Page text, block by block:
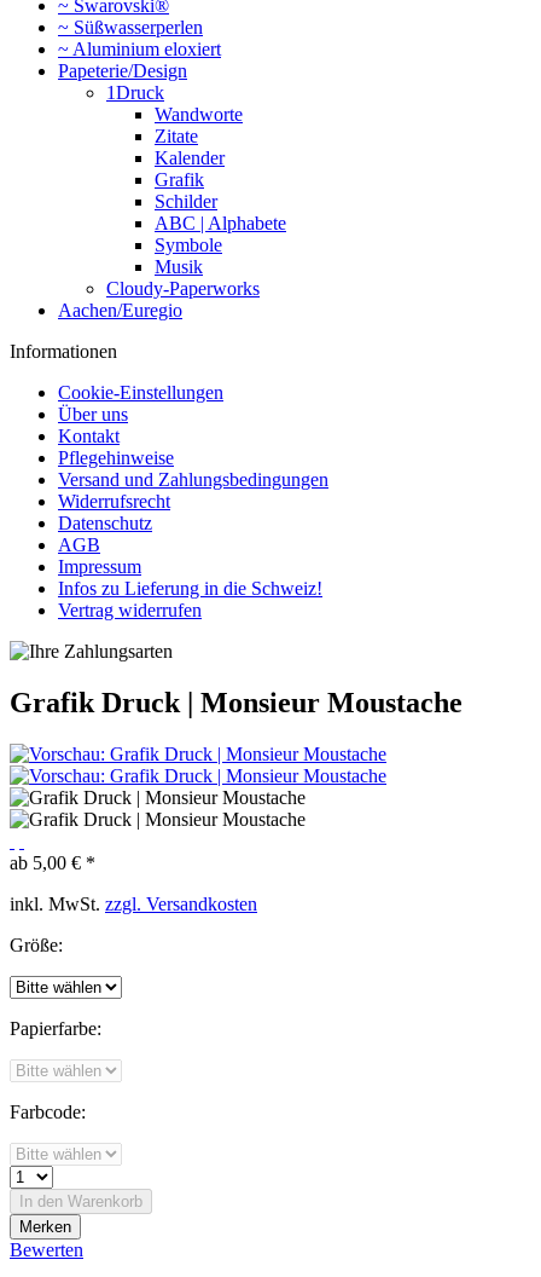
~ Swarovski®
~ Süßwasserperlen
~ Aluminium eloxiert
Papeterie/Design
1Druck
Wandworte
Zitate
Kalender
Grafik
Schilder
ABC | Alphabete
Symbole
Musik
Cloudy-Paperworks
Aachen/Euregio
Informationen
Cookie-Einstellungen
Über uns
Kontakt
Pflegehinweise
Versand und Zahlungsbedingungen
Widerrufsrecht
Datenschutz
AGB
Impressum
Infos zu Lieferung in die Schweiz!
Vertrag widerrufen
Grafik Druck | Monsieur Moustache
ab 5,00 € *
inkl. MwSt. zzgl. Versandkosten
Größe:
Papierfarbe:
Farbcode:
In den Warenkorb
Merken
Bewerten